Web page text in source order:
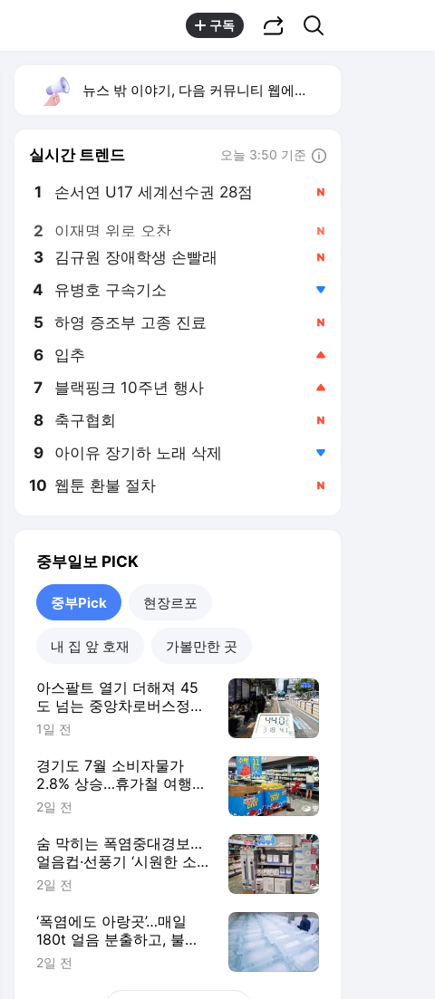
구독
뉴스 밖 이야기, 다음 커뮤니티 웹에서 보기
실시간 트렌드 오늘 3:50 기준
1 손서연 U17 세계선수권 28점
2 이재명 위로 오찬
3 김규원 장애학생 손빨래
4 유병호 구속기소
5 하영 증조부 고종 진료
6 입추
7 블랙핑크 10주년 행사
8 축구협회
9 아이유 장기하 노래 삭제
10 웹툰 환불 절차
중부일보 PICK
중부Pick 현장르포
내 집 앞 호재 가볼만한 곳
아스팔트 열기 더해져 45
도 넘는 중앙차로버스정류
장…버스 기다리다 녹초되
1일 전
경기도 7월 소비자물가
2.8% 상승…휴가철 여행비
‘껑충’
2일 전
숨 막히는 폭염중대경보…
얼음컵·선풍기 ‘시원한 소
비’ 급증
2일 전
‘폭염에도 아랑곳’…매일
180t 얼음 분출하고, 불길
속에서 망치 두드리는 삶의
2일 전